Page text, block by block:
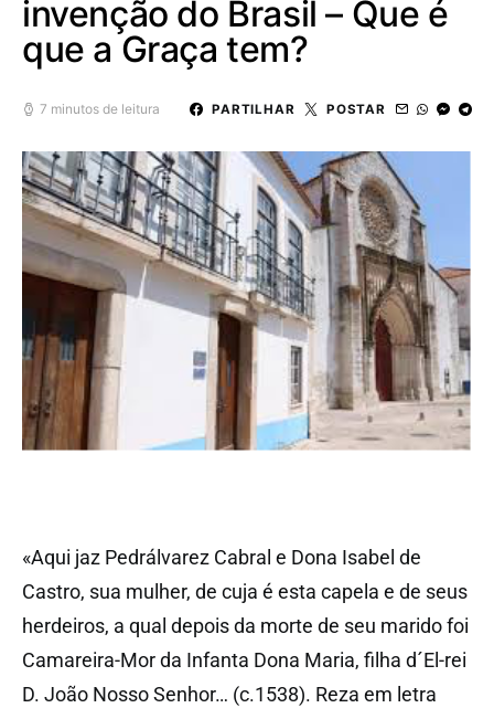
invenção do Brasil – Que é
que a Graça tem?
7 minutos de leitura PARTILHAR POSTAR
«Aqui jaz Pedrálvarez Cabral e Dona Isabel de
Castro, sua mulher, de cuja é esta capela e de seus
herdeiros, a qual depois da morte de seu marido foi
Camareira-Mor da Infanta Dona Maria, filha d´El-rei
D. João Nosso Senhor… (c.1538). Reza em letra